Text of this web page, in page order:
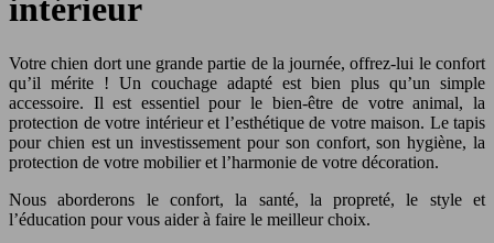
intérieur
Votre chien dort une grande partie de la journée, offrez-lui le confort
qu’il mérite ! Un couchage adapté est bien plus qu’un simple
accessoire. Il est essentiel pour le bien-être de votre animal, la
protection de votre intérieur et l’esthétique de votre maison. Le tapis
pour chien est un investissement pour son confort, son hygiène, la
protection de votre mobilier et l’harmonie de votre décoration.
Nous aborderons le confort, la santé, la propreté, le style et
l’éducation pour vous aider à faire le meilleur choix.